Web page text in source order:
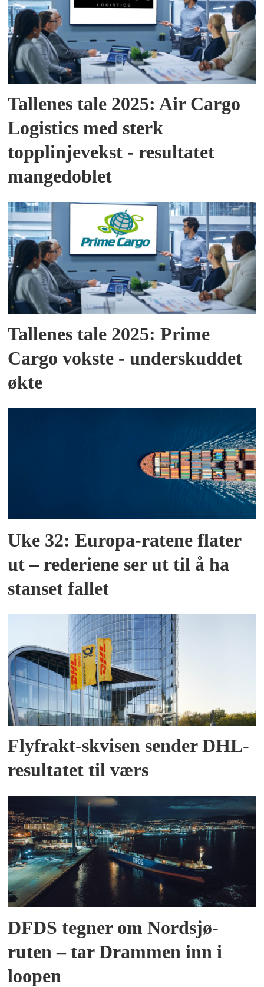
Tallenes tale 2025: Air Cargo
Logistics med sterk
topplinjevekst - resultatet
mangedoblet
Tallenes tale 2025: Prime
Cargo vokste - underskuddet
økte
Uke 32: Europa-ratene flater
ut – rederiene ser ut til å ha
stanset fallet
Flyfrakt-skvisen sender DHL-
resultatet til værs
DFDS tegner om Nordsjø-
ruten – tar Drammen inn i
loopen